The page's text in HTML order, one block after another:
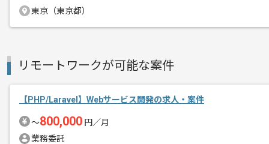
プロジェクトは長期を想定しており、
参画を希望される方にはお勧めの案件と
東京（東京都）
リモートワークが可能な案件
【PHP/Laravel】Webサービス開発の求人・案件
〜800,000 円／月
業務委託